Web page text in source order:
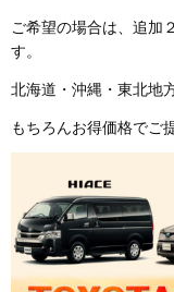
ご希望の場合は、追加
す。
北海道・沖縄・東北地
もちろんお得価格でご